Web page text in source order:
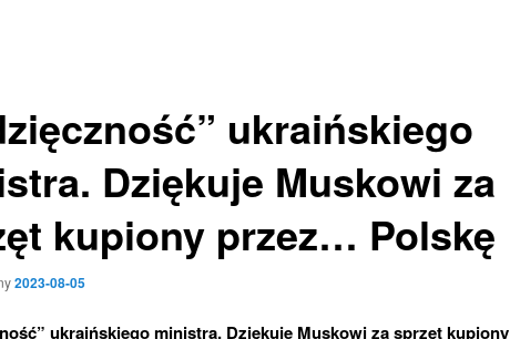
ukraińskiego
Dziękuje Muskowi za
kupiony przez… Polskę
2023-08-05
ukraińskiego ministra. Dziękuje Muskowi za sprzęt kupiony